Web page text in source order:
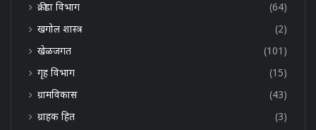
क्रीडा विभाग
(64)
खगोल शास्त्र
(2)
खेळजगत
(101)
गृह विभाग
(15)
ग्रामविकास
(43)
ग्राहक हित
(3)